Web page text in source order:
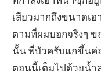
เสียวมากถึงขนาดเ
ตามที่ผมบอกจริงๆ
นั้น พี่บัวครับแกขึ้นค่
ตอนนี้เต็มไปด้วยน้ำ